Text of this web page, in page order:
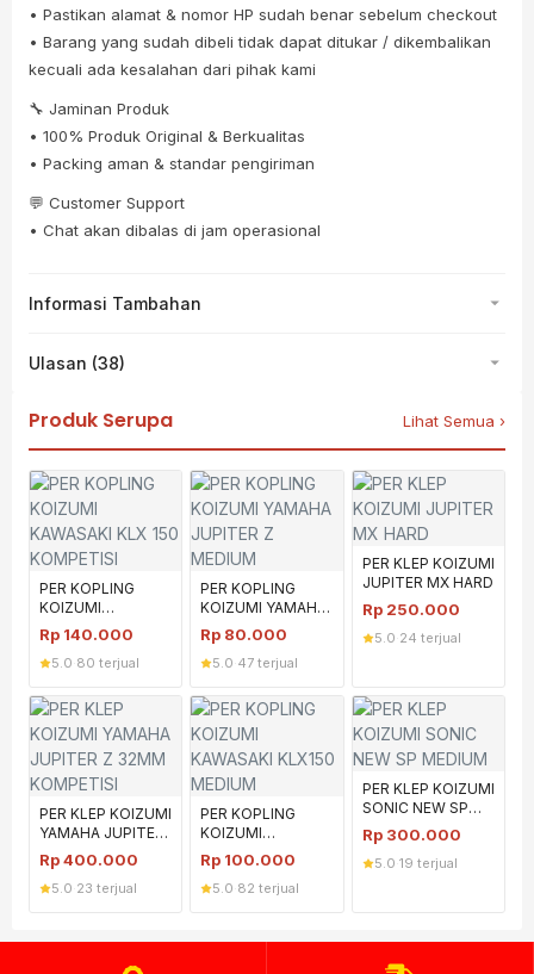
• Pastikan alamat & nomor HP sudah benar sebelum checkout
• Barang yang sudah dibeli tidak dapat ditukar / dikembalikan
kecuali ada kesalahan dari pihak kami
🔧 Jaminan Produk
• 100% Produk Original & Berkualitas
• Packing aman & standar pengiriman
💬 Customer Support
• Chat akan dibalas di jam operasional
Informasi Tambahan
Ulasan (38)
Produk Serupa Lihat Semua ›
PER KOPLING
KOIZUMI
KAWASAKI KLX 150
KOMPETISI
Rp 140.000
5.0 80 terjual
PER KOPLING
KOIZUMI YAMAHA
JUPITER Z
MEDIUM
Rp 80.000
5.0 47 terjual
PER KLEP KOIZUMI
JUPITER MX HARD
Rp 250.000
5.0 24 terjual
PER KLEP KOIZUMI
YAMAHA JUPITER
Z 32MM
KOMPETISI
Rp400.000
5.0 23 terjual
PER KOPLING
KOIZUMI
KAWASAKI KLX150
MEDIUM
Rp 100.000
5.0 82 terjual
PER KLEP KOIZUMI
SONIC NEW SP
MEDIUM
Rp 300.000
5.0 19 terjual